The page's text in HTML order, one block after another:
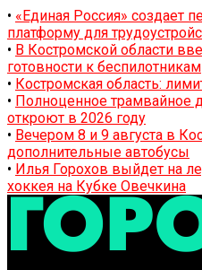
• «Единая Россия» создает
платформу для
• В Костромской области
готовности к беспилотникам
• Костромская область:
• Полноценное трамвайное
откроют в 2026 году
• Вечером 8 и 9 августа в
дополнительные автобусы
• Илья Горохов выйдет на
хоккея на Кубке Овечкина